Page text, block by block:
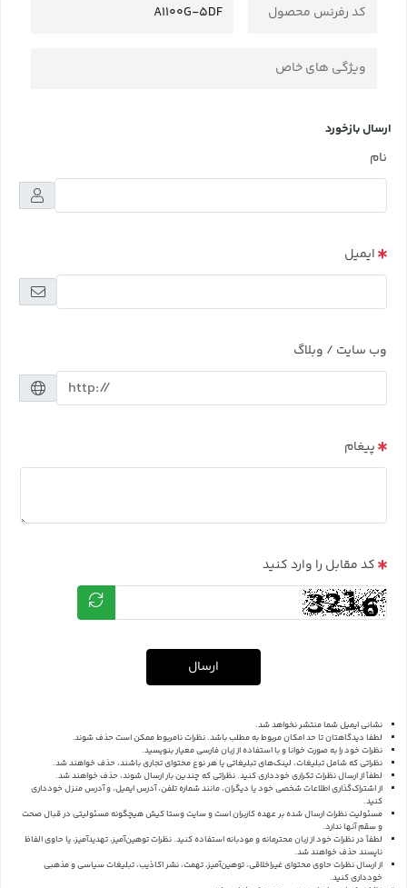
کد رفرنس محصول A1100G-5DF
ویژگی های خاص
ارسال بازخورد
نام
ایمیل
وب سایت / وبلاگ
پیغام
کد مقابل را وارد کنید
ارسال
نشانی ایمیل شما منتشر نخواهد شد.
لطفا دیدگاهتان تا حد امکان مربوط به مطلب باشد. نظرات نامربوط ممکن است حذف شوند.
نظرات خود را به صورت خوانا و با استفاده از زبان فارسی معیار بنویسید.
نظراتی که شامل تبلیغات، لینک‌های تبلیغاتی یا هر نوع محتوای تجاری باشند، حذف خواهند شد.
لطفاً از ارسال نظرات تکراری خودداری کنید. نظراتی که چندین بار ارسال شوند، حذف خواهند شد.
از اشتراک‌گذاری اطلاعات شخصی خود یا دیگران، مانند شماره تلفن، آدرس ایمیل، و آدرس منزل خودداری
کنید.
مسئولیت نظرات ارسال شده بر عهده کاربران است و سایت وستا کیش هیچگونه مسئولیتی در قبال صحت
و سقم آنها ندارد.
لطفاً در نظرات خود از زبان محترمانه و مودبانه استفاده کنید. نظرات توهین‌آمیز، تهدیدآمیز، یا حاوی الفاظ
ناپسند حذف خواهند شد.
از ارسال نظرات حاوی محتوای غیراخلاقی، توهین‌آمیز، تهمت، نشر اکاذیب، تبلیغات سیاسی و مذهبی
خودداری کنید.